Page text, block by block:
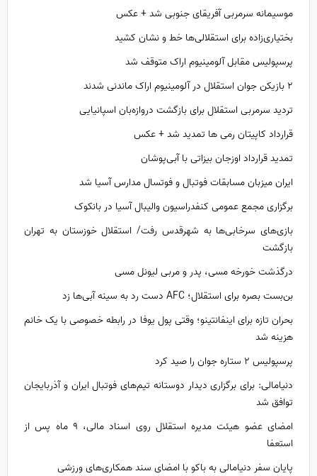
موسیمانه سرمربی آفریقای جنوبی شد + عکس
بختیاری‌زاده برای استقلالی‌ها خط و نشان کشید
پرسپولیس مقابل آلومینیوم اراک متوقف شد
۲ بازیکن جوان استقلال در آلومینیوم اراک ماندنی شدند
تردید سرمربی استقلال برای بازگشت دروازه‌بان اسپانیایی
قرارداد کاپیتان رمی ها تمدید شد + عکس
تمدید قرارداد اوزجان بیزاتی با آبی‌پوشان
ایران میزبان مسابقات فوتبال و فوتسال مدارس آسیا شد
برگزاری مجمع عمومی کنفدراسیون والیبال آسیا در بانکوک
بازی‌های سرخابی‌ها به شهرقدس رفت/ استقلال خوزستان به تهران
بازگشت
درگذشت خورخه مسی، پدر و مربی لیونل مسی
بن‌بست بصره برای استقلال؛ AFC دست رد به سینه آبی‌ها زد
بحران تازه برای اینفانتینو؛ وقتی پول یوفا در رابطه خصوصی با یک خانم
هزینه شد
پرسپولیس ۲ ستاره جوان را صید کرد
دنیامالی: برای برگزاری دیدار دوستانه تیم‌های فوتبال ایران و آذربایجان
توافق شد
امضای عضو هیئت مدیره استقلال روی اسناد مالی، ۹ ماه پس از
استعفا
پایان سفر دنیامالی به باکو با امضای سند همکاری‌های ورزشی